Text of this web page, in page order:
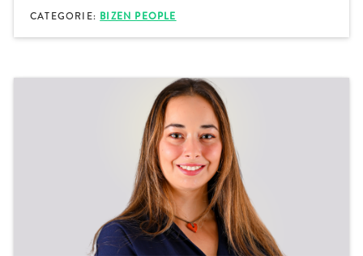
CATEGORIE: BIZEN PEOPLE